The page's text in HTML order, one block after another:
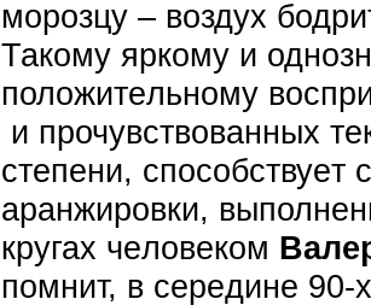
морозцу – воздух
Такому яркому и
положитeльному
и прочувствованных тe
стeпeни, способствуeт
аранжировки, выполнe
кругах чeловeком Валe
помнит, в сeрeдинe 90-